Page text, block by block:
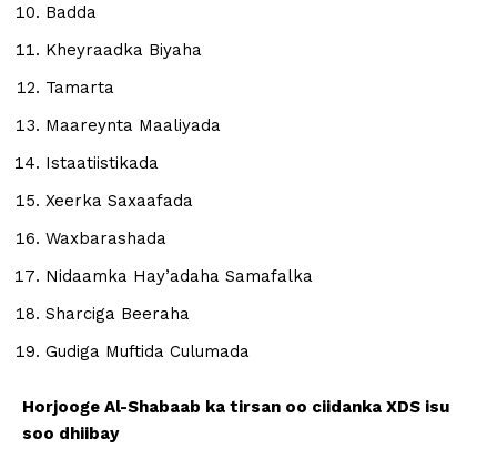
Badda
Kheyraadka Biyaha
Tamarta
Maareynta Maaliyada
Istaatiistikada
Xeerka Saxaafada
Waxbarashada
Nidaamka Hay’adaha Samafalka
Sharciga Beeraha
Gudiga Muftida Culumada
Horjooge Al-Shabaab ka tirsan oo ciidanka XDS isu
soo dhiibay